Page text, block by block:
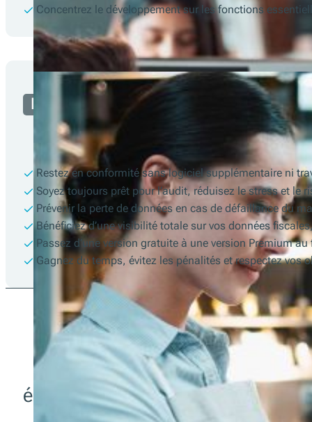
Concentrez le développement sur les fonctions
Marchand
Restez en conformité sans logiciel supplémentaire ni
Soyez toujours prêt pour l’audit, réduisez le stress et le
Prévenir la perte de données en cas de défaillance du
Bénéficiez d’une visibilité totale sur vos données
Passez d’une version gratuite à une version Premium
Gagnez du temps, évitez les pénalités et respectez
Des questions sur l'intégration ?
équipe technique n'est qu'à un